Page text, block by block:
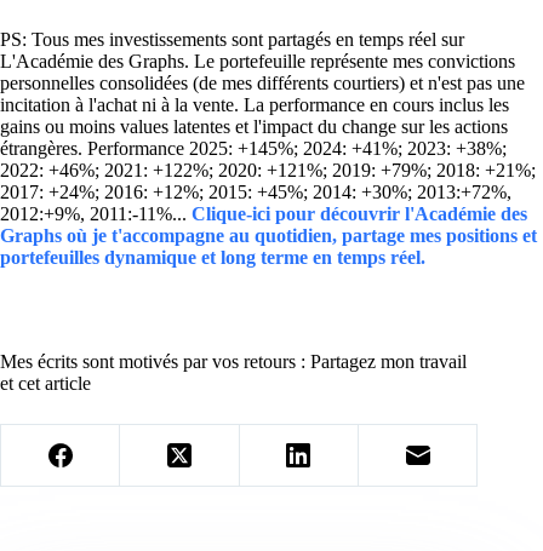
PS: Tous mes investissements sont partagés en temps réel sur
L'Académie des Graphs. Le portefeuille représente mes convictions
personnelles consolidées (de mes différents courtiers) et n'est pas une
incitation à l'achat ni à la vente. La performance en cours inclus les
gains ou moins values latentes et l'impact du change sur les actions
étrangères. Performance 2025: +145%; 2024: +41%; 2023: +38%;
2022: +46%; 2021: +122%; 2020: +121%; 2019: +79%; 2018: +21%;
2017: +24%; 2016: +12%; 2015: +45%; 2014: +30%; 2013:+72%,
2012:+9%, 2011:-11%... Clique-ici pour découvrir l'Académie des
Graphs où je t'accompagne au quotidien, partage mes positions et
portefeuilles dynamique et long terme en temps réel.
Mes écrits sont motivés par vos retours : Partagez mon travail
et cet article